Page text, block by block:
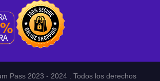
Pass 2023 - 2024 . Todos los derechos